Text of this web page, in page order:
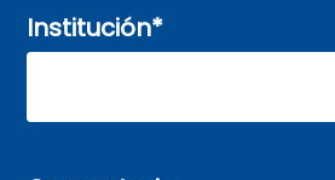
Institución*